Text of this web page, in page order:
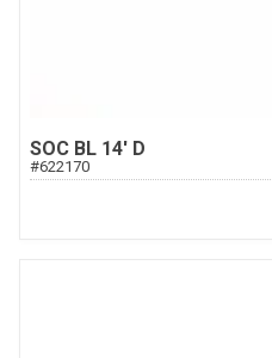
SOC BL 14' D
#622170